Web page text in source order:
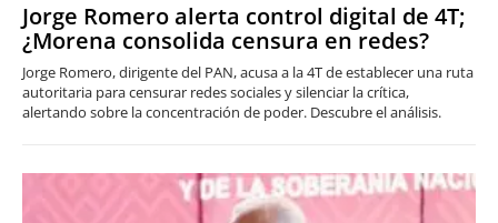
Jorge Romero alerta control digital de 4T;
¿Morena consolida censura en redes?
Jorge Romero, dirigente del PAN, acusa a la 4T de establecer una ruta
autoritaria para censurar redes sociales y silenciar la crítica,
alertando sobre la concentración de poder. Descubre el análisis.